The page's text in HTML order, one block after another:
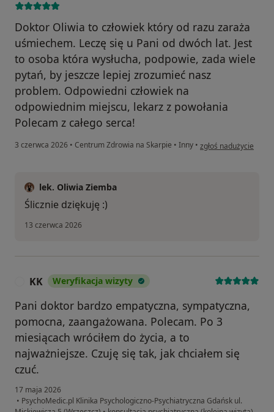
Doktor Oliwia to człowiek który od razu zaraża
uśmiechem. Leczę się u Pani od dwóch lat. Jest
to osoba która wysłucha, podpowie, zada wiele
pytań, by jeszcze lepiej zrozumieć nasz
problem. Odpowiedni człowiek na
odpowiednim miejscu, lekarz z powołania
Polecam z całego serca!
3 czerwca 2026 • Centrum Zdrowia na Skarpie • Inny • w opinii użytkownika
zgłoś nadużycie
lek. Oliwia Ziemba
Ślicznie dziękuję :)
13 czerwca 2026
KK Weryfikacja wizyty
Pani doktor bardzo empatyczna, sympatyczna,
pomocna, zaangażowana. Polecam. Po 3
miesiącach wróciłem do życia, a to
najważniejsze. Czuję się tak, jak chciałem się
czuć.
17 maja 2026
• PsychoMedic.pl Klinika Psychologiczno-Psychiatryczna Gdańsk ul.